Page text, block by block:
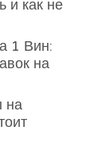
и как не
1 Вин:
на
на